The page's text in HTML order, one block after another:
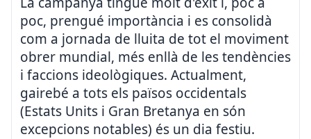
poc, prengué importància i es consolidà
com a jornada de lluita de tot el moviment
obrer mundial, més enllà de les tendències
i faccions ideològiques. Actualment,
gairebé a tots els països occidentals
(Estats Units i Gran Bretanya en són
excepcions notables) és un dia festiu.